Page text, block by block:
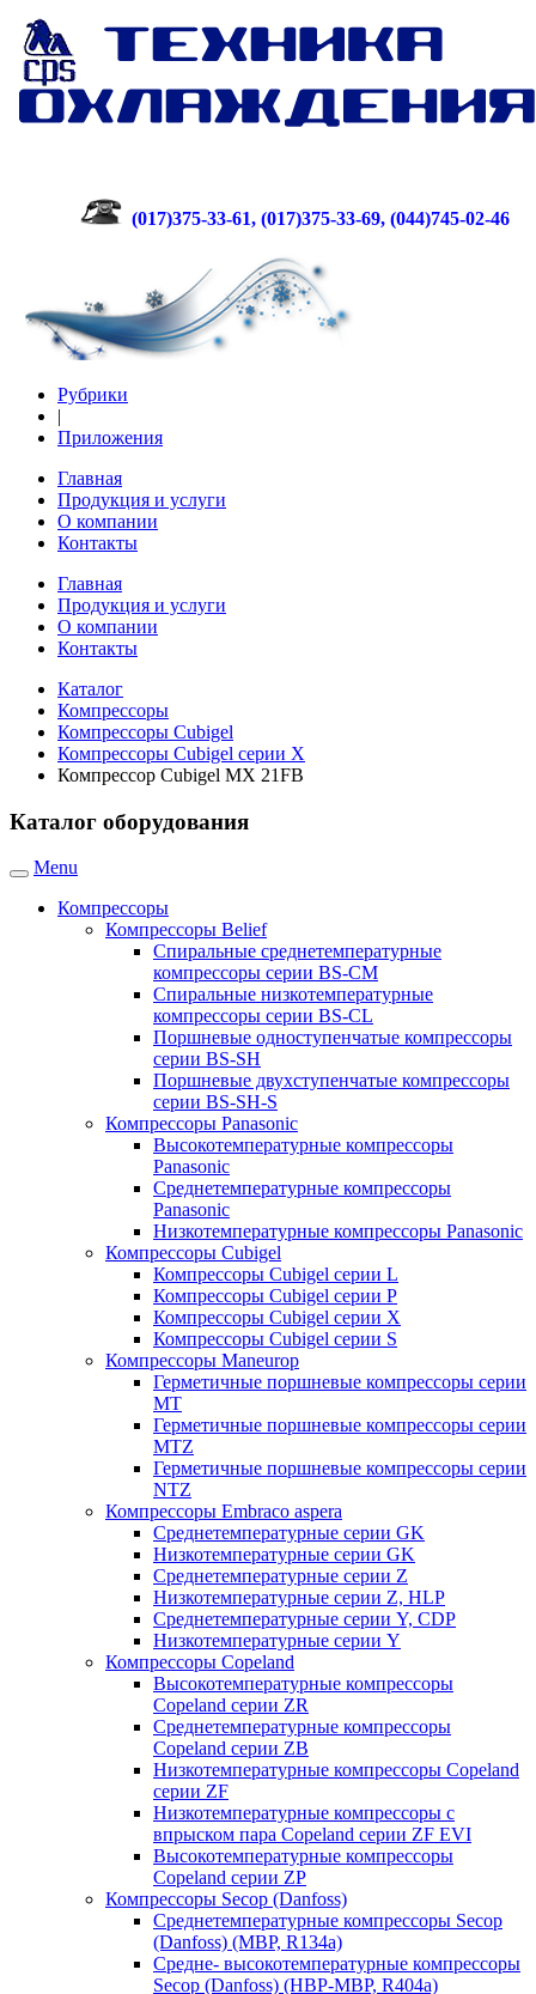
(017)375-33-61, (017)375-33-69, (044)745-02-46
Рубрики
|
Приложения
Главная
Продукция и услуги
О компании
Контакты
Главная
Продукция и услуги
О компании
Контакты
Каталог
Компрессоры
Компрессоры Cubigel
Компрессоры Cubigel серии X
Компрессор Cubigel MX 21FB
Каталог оборудования
Menu
Компрессоры
Компрессоры Belief
Спиральные среднетемпературные
компрессоры серии BS-CM
Спиральные низкотемпературные
компрессоры серии BS-CL
Поршневые одноступенчатые компрессоры
серии BS-SH
Поршневые двухступенчатые компрессоры
серии BS-SH-S
Компрессоры Panasonic
Высокотемпературные компрессоры
Panasonic
Среднетемпературные компрессоры
Panasonic
Низкотемпературные компрессоры Panasonic
Компрессоры Cubigel
Компрессоры Cubigel серии L
Компрессоры Cubigel серии P
Компрессоры Cubigel серии X
Компрессоры Cubigel серии S
Компрессоры Maneurop
Герметичные поршневые компрессоры серии
MT
Герметичные поршневые компрессоры серии
MTZ
Герметичные поршневые компрессоры серии
NTZ
Компрессоры Embraco aspera
Среднетемпературные серии GK
Низкотемпературные серии GK
Среднетемпературные серии Z
Низкотемпературные серии Z, HLP
Среднетемпературные серии Y, CDP
Низкотемпературные серии Y
Компрессоры Copeland
Высокотемпературные компрессоры
Copeland серии ZR
Среднетемпературные компрессоры
Copeland серии ZB
Низкотемпературные компрессоры Copeland
серии ZF
Низкотемпературные компрессоры с
впрыском пара Copeland серии ZF EVI
Высокотемпературные компрессоры
Copeland серии ZP
Компрессоры Secop (Danfoss)
Среднетемпературные компрессоры Secop
(Danfoss) (MBP, R134a)
Средне- высокотемпературные компрессоры
Secop (Danfoss) (HBP-MBP, R404a)